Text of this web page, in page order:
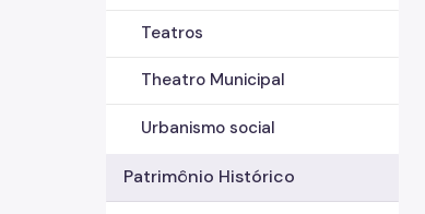
Teatros
Theatro Municipal
Urbanismo social
Patrimônio Histórico